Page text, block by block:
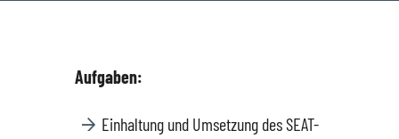
Saarlouis
Saarwellingen
Bestandsfahrzeuge
Marken
Aufgaben:
Einhaltung und Umsetzung des SEAT-